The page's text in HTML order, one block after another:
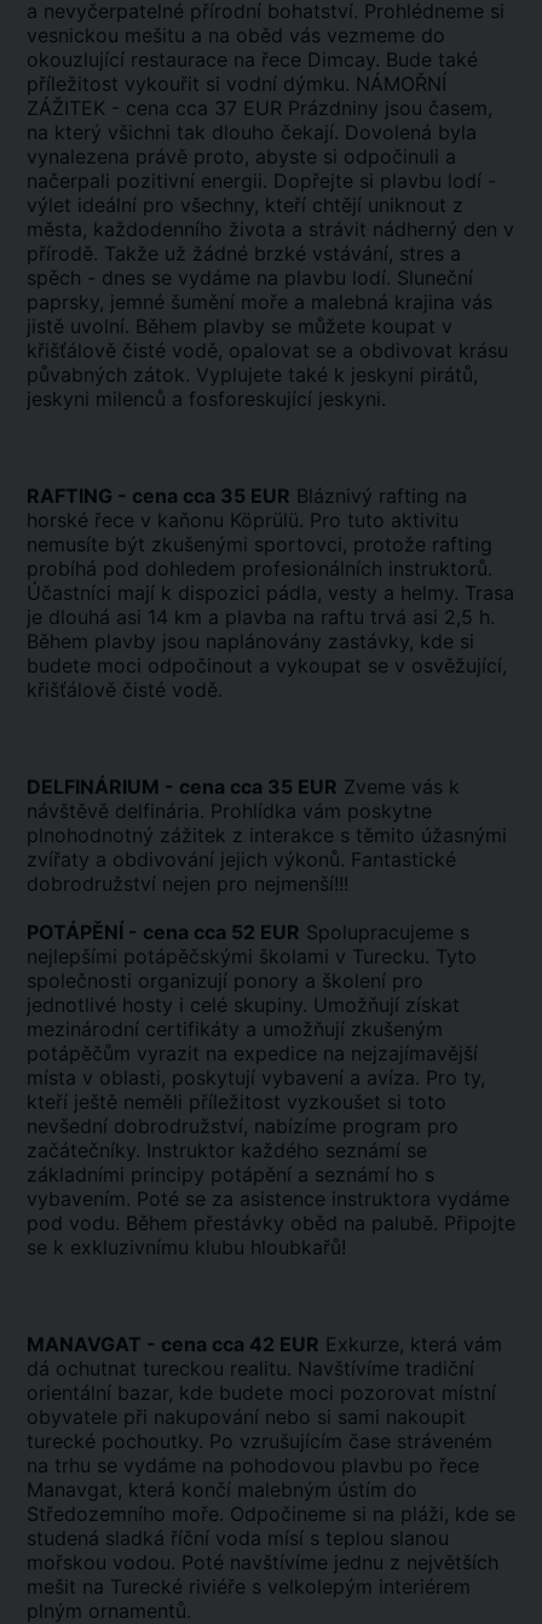
a nevyčerpatelné přírodní bohatství. Prohlédneme si
vesnickou mešitu a na oběd vás vezmeme do
okouzlující restaurace na řece Dimcay. Bude také
příležitost vykouřit si vodní dýmku. NÁMOŘNÍ
ZÁŽITEK - cena cca 37 EUR Prázdniny jsou časem,
na který všichni tak dlouho čekají. Dovolená byla
vynalezena právě proto, abyste si odpočinuli a
načerpali pozitivní energii. Dopřejte si plavbu lodí -
výlet ideální pro všechny, kteří chtějí uniknout z
města, každodenního života a strávit nádherný den v
přírodě. Takže už žádné brzké vstávání, stres a
spěch - dnes se vydáme na plavbu lodí. Sluneční
paprsky, jemné šumění moře a malebná krajina vás
jistě uvolní. Během plavby se můžete koupat v
křišťálově čisté vodě, opalovat se a obdivovat krásu
půvabných zátok. Vyplujete také k jeskyni pirátů,
jeskyni milenců a fosforeskující jeskyni.
RAFTING - cena cca 35 EUR Bláznivý rafting na
horské řece v kaňonu Köprülü. Pro tuto aktivitu
nemusíte být zkušenými sportovci, protože rafting
probíhá pod dohledem profesionálních instruktorů.
Účastníci mají k dispozici pádla, vesty a helmy. Trasa
je dlouhá asi 14 km a plavba na raftu trvá asi 2,5 h.
Během plavby jsou naplánovány zastávky, kde si
budete moci odpočinout a vykoupat se v osvěžující,
křišťálově čisté vodě.
DELFINÁRIUM - cena cca 35 EUR Zveme vás k
návštěvě delfinária. Prohlídka vám poskytne
plnohodnotný zážitek z interakce s těmito úžasnými
zvířaty a obdivování jejich výkonů. Fantastické
dobrodružství nejen pro nejmenší!!!
POTÁPĚNÍ - cena cca 52 EUR Spolupracujeme s
nejlepšími potápěčskými školami v Turecku. Tyto
společnosti organizují ponory a školení pro
jednotlivé hosty i celé skupiny. Umožňují získat
mezinárodní certifikáty a umožňují zkušeným
potápěčům vyrazit na expedice na nejzajímavější
místa v oblasti, poskytují vybavení a avíza. Pro ty,
kteří ještě neměli příležitost vyzkoušet si toto
nevšední dobrodružství, nabízíme program pro
začátečníky. Instruktor každého seznámí se
základními principy potápění a seznámí ho s
vybavením. Poté se za asistence instruktora vydáme
pod vodu. Během přestávky oběd na palubě. Připojte
se k exkluzivnímu klubu hloubkařů!
MANAVGAT - cena cca 42 EUR Exkurze, která vám
dá ochutnat tureckou realitu. Navštívíme tradiční
orientální bazar, kde budete moci pozorovat místní
obyvatele při nakupování nebo si sami nakoupit
turecké pochoutky. Po vzrušujícím čase stráveném
na trhu se vydáme na pohodovou plavbu po řece
Manavgat, která končí malebným ústím do
Středozemního moře. Odpočineme si na pláži, kde se
studená sladká říční voda mísí s teplou slanou
mořskou vodou. Poté navštívíme jednu z největších
mešit na Turecké riviéře s velkolepým interiérem
plným ornamentů.